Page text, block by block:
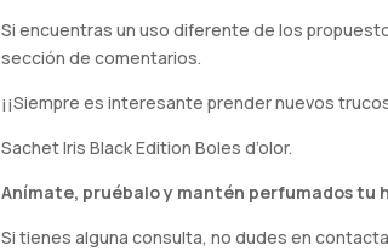
Si encuentras un uso diferente de los
sección de comentarios.
¡¡Siempre es interesante prender nuevos
Sachet Iris Black Edition Boles d’olor.
Anímate, pruébaloy mantén perfumados tu
Si tienes algunaconsulta, no dudes en